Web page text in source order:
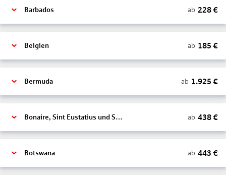
Barbados ab 228€
Belgien ab 185 €
Bermuda ab 1.925 €
Bonaire, Sint Eustatius und Saba ab 438€
Botswana ab 443 €